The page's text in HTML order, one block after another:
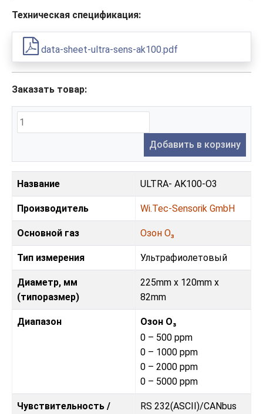
Техническая спецификация:
data-sheet-ultra-sens-ak100.pdf
Заказать товар:
Добавить в корзину
Название ULTRA- AK100-O3
Производитель Wi.Tec-Sensorik GmbH
Основной газ Озон O₃
Тип измерения Ультрафиолетовый
Диаметр, мм
(типоразмер)
225mm x 120mm x
82mm
Диапазон
Озон O₃
0 – 500 ppm
0 – 1000 ppm
0 – 2000 ppm
0 – 5000 ppm
Чувствительность /
RS 232(ASCII)/CANbus